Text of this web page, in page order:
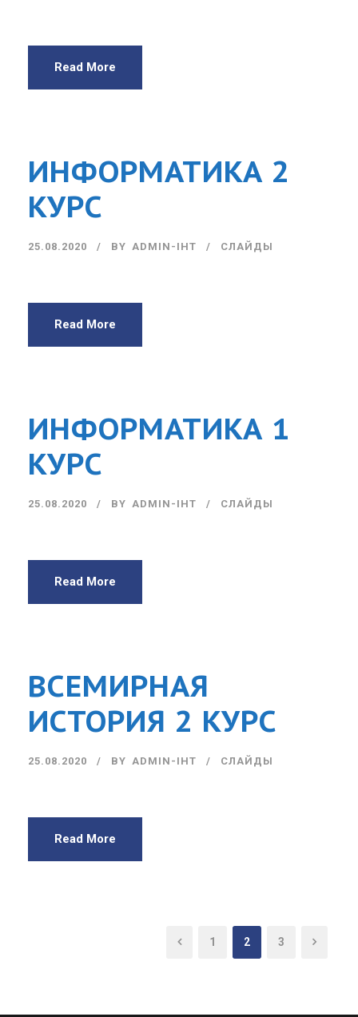
Read More
ИНФОРМАТИКА 2
КУРС
25.08.2020 BY ADMIN-IHT СЛАЙДЫ
Read More
ИНФОРМАТИКА 1
КУРС
25.08.2020 BY ADMIN-IHT СЛАЙДЫ
Read More
ВСЕМИРНАЯ
ИСТОРИЯ 2 КУРС
25.08.2020 BY ADMIN-IHT СЛАЙДЫ
Read More
1 2 3